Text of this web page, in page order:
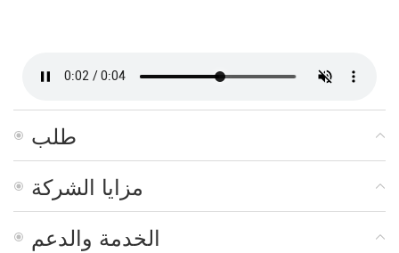
طلب
مزايا الشركة
الخدمة والدعم